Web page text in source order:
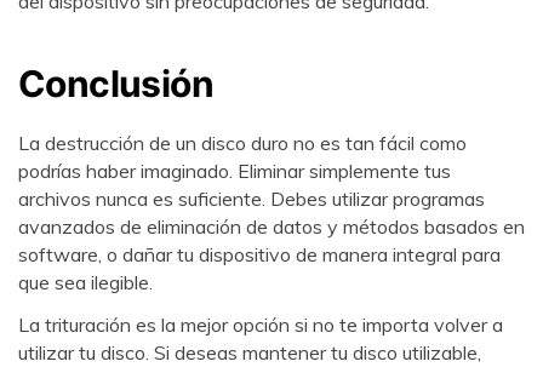
Conclusión
La destrucción de un disco duro no es tan fácil como
podrías haber imaginado. Eliminar simplemente tus
archivos nunca es suficiente. Debes utilizar programas
avanzados de eliminación de datos y métodos basados en
software, o dañar tu dispositivo de manera integral para
que sea ilegible.
La trituración es la mejor opción si no te importa volver a
utilizar tu disco. Si deseas mantener tu disco utilizable,